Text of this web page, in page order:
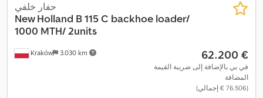
Kraków 3.030 km
حفار خلفي
New Holland B 115 C backhoe loader/
1000 MTH/ 2units
‏62.200 €
في بي بالإضافة إلى ضريبة القيمة
المضافة
(‏76.506 € إجمالي)